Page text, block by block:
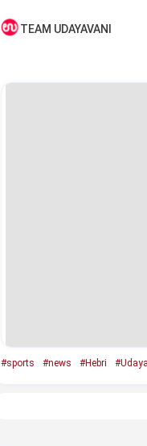
TEAM UDAYAVANI
#sports #news #Hebri